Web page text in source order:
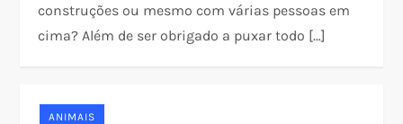
construções ou mesmo com várias pessoas em
cima? Além de ser obrigado a puxar todo […]
ANIMAIS